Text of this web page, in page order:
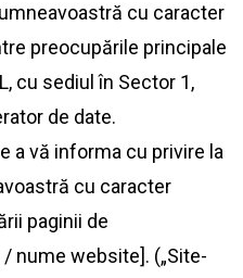
cu caracter
preocupările principale
cu sediul în Sector 1,
de date.
a vă informa cu privire la
cu caracter
paginii de
nume website]. („Site-